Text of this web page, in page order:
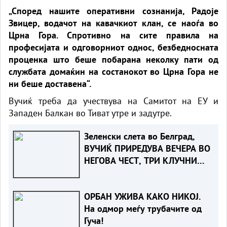
„Според нашите оперативни сознанија, Радоје
Звицер, водачот на кавачкиот клан, се наоѓа во
Црна Гора. Спротивно на сите правила на
професијата и одговорниот однос, безбедносната
проценка што беше побарана неколку пати од
службата домаќин на состанокот во Црна Гора не
ни беше доставена“.
Вучиќ треба да учествува на Самитот на ЕУ и
Западен Балкан во Тиват утре и задутре.
Зеленски слета во Белград,
ВУЧИЌ ПРИРЕДУВА ВЕЧЕРА ВО
НЕГОВА ЧЕСТ, ТРИ КЛУЧНИ
ОРБАН УЖИВА КАКО НИКОЈ.
На одмор меѓу трубачите од
Гуча!